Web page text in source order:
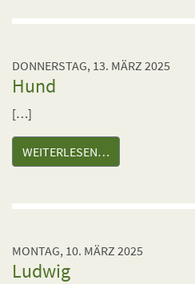
DONNERSTAG, 13. MÄRZ 2025
Hund
[…]
WEITERLESEN…
MONTAG, 10. MÄRZ 2025
Ludwig